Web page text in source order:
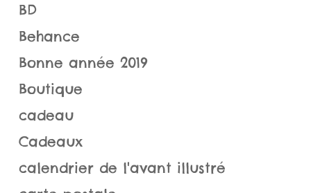
BD
Behance
Bonne année 2019
Boutique
cadeau
Cadeaux
calendrier de l'avant illustré